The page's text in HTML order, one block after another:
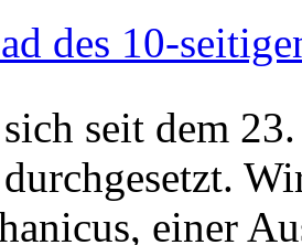
des 10-
seit dem
einer